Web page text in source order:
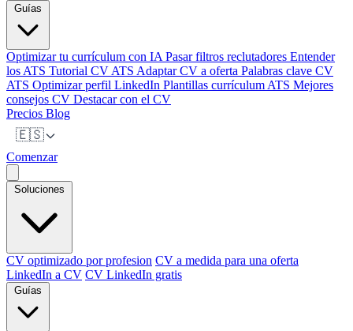
Optimizar tu currículum con IA Pasar filtros reclutadores Entender
los ATS Tutorial CV ATS Adaptar CV a oferta Palabras clave CV
ATS Optimizar perfil LinkedIn Plantillas currículum ATS Mejores
consejos CV Destacar con el CV
Precios Blog
🇪🇸
Comenzar
CV optimizado por profesion CV a medida para una oferta
LinkedIn a CV CV LinkedIn gratis